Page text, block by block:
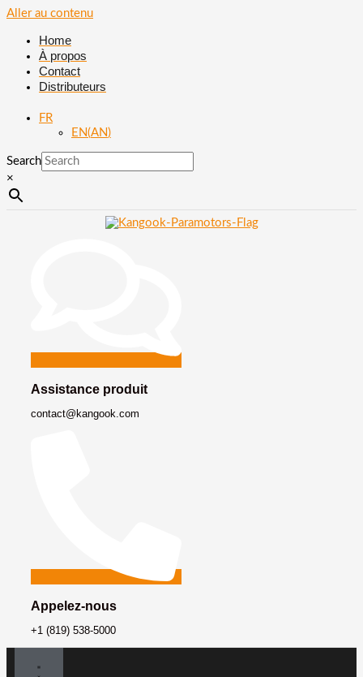
Aller au contenu
Home
À propos
Contact
Distributeurs
FR
EN(AN)
Search
×
Assistance produit
contact@kangook.com
Appelez-nous
+1 (819) 538-5000